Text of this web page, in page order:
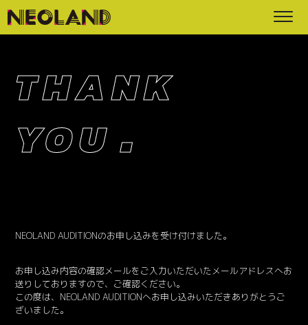
THANK
YOU .
NEOLAND AUDITIONのお申し込みを受け付けました。
お申し込み内容の確認メールをご入力いただいたメールアドレスへお
送りしておりますので、ご確認ください。
この度は、NEOLAND AUDITIONへお申し込みいただきありがとうご
ざいました。